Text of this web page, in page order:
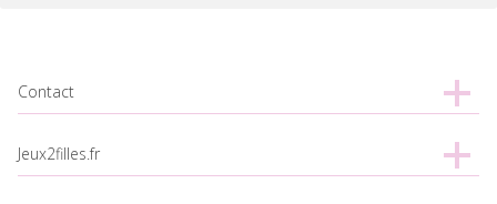
Contact
Jeux2filles.fr